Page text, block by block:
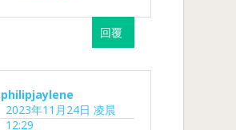
回覆
philipjaylene
2023年11月24日 凌晨
12:29